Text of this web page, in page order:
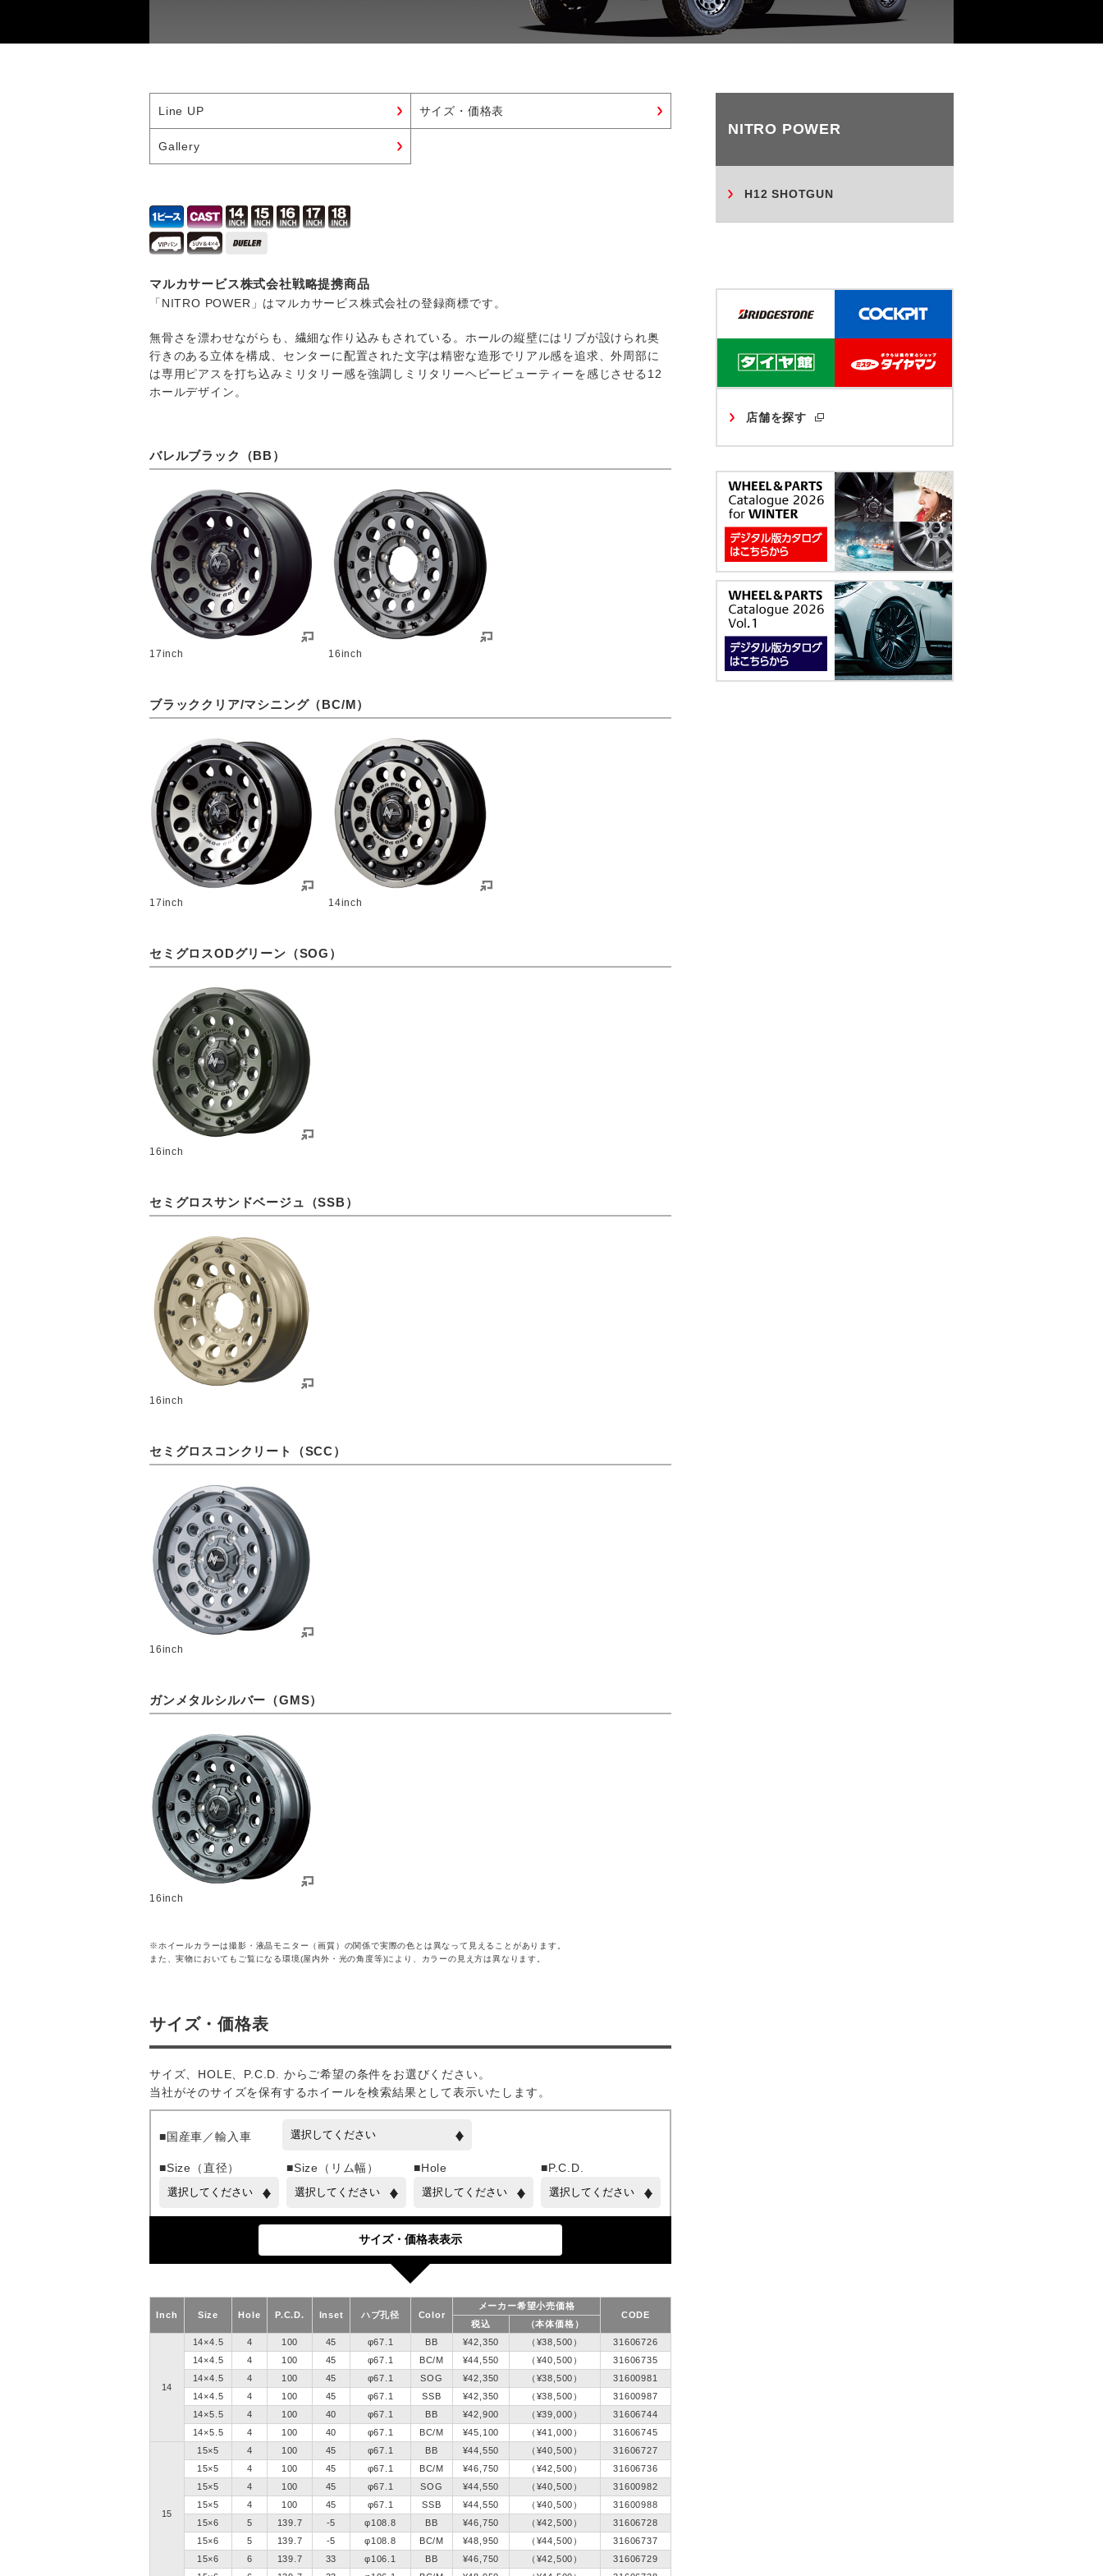
Line UP サイズ・価格表
Gallery
マルカサービス株式会社戦略提携商品
「NITRO POWER」はマルカサービス株式会社の登録商標です。
無骨さを漂わせながらも、繊細な作り込みもされている。ホールの縦壁にはリブが設けられ奥
行きのある立体を構成、センターに配置された文字は精密な造形でリアル感を追求、外周部に
は専用ピアスを打ち込みミリタリー感を強調しミリタリーヘビービューティーを感じさせる12
ホールデザイン。
バレルブラック（BB）
17inch 16inch
ブラッククリア/マシニング（BC/M）
17inch 14inch
セミグロスODグリーン（SOG）
16inch
セミグロスサンドベージュ（SSB）
16inch
セミグロスコンクリート（SCC）
16inch
ガンメタルシルバー（GMS）
16inch
※ホイールカラーは撮影・液晶モニター（画質）の関係で実際の色とは異なって見えることがあります。
また、実物においてもご覧になる環境(屋内外・光の角度等)により、カラーの見え方は異なります。
サイズ・価格表
サイズ、HOLE、P.C.D. からご希望の条件をお選びください。
当社がそのサイズを保有するホイールを検索結果として表示いたします。
■国産車／輸入車
■Size（直径） ■Size（リム幅） ■Hole ■P.C.D.
Inch Size Hole P.C.D. Inset ハブ孔径 Color
メーカー希望小売価格
CODE
税込
（本体価格）
14
14×4.5 4 100 45 φ67.1 BB ¥42,350 （¥38,500）
31606726
14×4.5
4 100 45 φ67.1 BC/M ¥44,550 （¥40,500）
31606735
14×4.5
4 100 45 φ67.1 SOG ¥42,350 （¥38,500）
31600981
14×4.5
4 100 45 φ67.1 SSB ¥42,350 （¥38,500）
31600987
14×5.5
4 100 40 φ67.1 BB ¥42,900 （¥39,000）
31606744
14×5.5
4 100 40 φ67.1 BC/M ¥45,100 （¥41,000） 31606745
15
15×5 4 100 45 φ67.1 BB ¥44,550 （¥40,500）
31606727
15×5
4 100 45 φ67.1 BC/M ¥46,750 （¥42,500）
31606736
15×5
4 100 45 φ67.1 SOG ¥44,550 （¥40,500）
31600982
15×5
4 100 45 φ67.1 SSB ¥44,550 （¥40,500）
31600988
15×6
5 139.7 -5 φ108.8 BB ¥46,750 （¥42,500）
31606728
15×6
5 139.7 -5 φ108.8 BC/M ¥48,950 （¥44,500）
31606737
15×6
6 139.7 33 φ106.1 BB ¥46,750 （¥42,500）
31606729
NITRO POWER
H12 SHOTGUN
店舗を探す